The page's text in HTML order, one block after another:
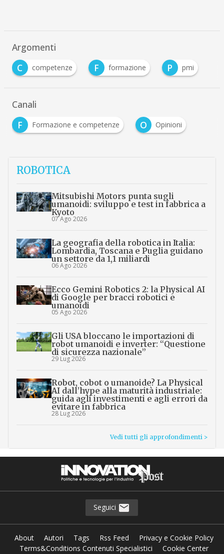
Argomenti
C
competenze F formazione P pmi
Canali
F
Formazione e competenze O Opinioni
ROBOTICA
Mitsubishi Motors punta sugli
umanoidi: sviluppo e test in fabbrica a
Kyoto
07 Ago 2026
La geografia della robotica in Italia:
Lombardia, Toscana e Puglia guidano
un settore da 1,1 miliardi
06 Ago 2026
Ecco Gemini Robotics 2: la Physical AI
di Google per bracci robotici e
umanoidi
05 Ago 2026
Gli USA bloccano le importazioni di
robot umanoidi e inverter: “Questione
di sicurezza nazionale”
29 Lug 2026
Robot, cobot o umanoide? La Physical
AI dall’hype alla maturità industriale:
guida agli investimenti e agli errori da
evitare in fabbrica
28 Lug 2026
Vedi tutti gli approfondimenti >
Seguici
About Autori Tags Rss Feed
Privacy e Cookie Policy
Terms&Conditions Contenuti Specialistici
Cookie Center